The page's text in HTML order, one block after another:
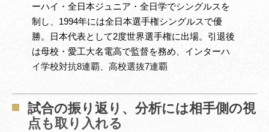
ーハイ・全日本ジュニア・全日学でシングルスを
制し、1994年には全日本選手権シングルスで優
勝。日本代表として2度世界選手権に出場。引退後
は母校・愛工大名電高で監督を務め、インターハ
イ学校対抗8連覇、高校選抜7連覇
試合の振り返り、分析には相手側の視
点も取り入れる